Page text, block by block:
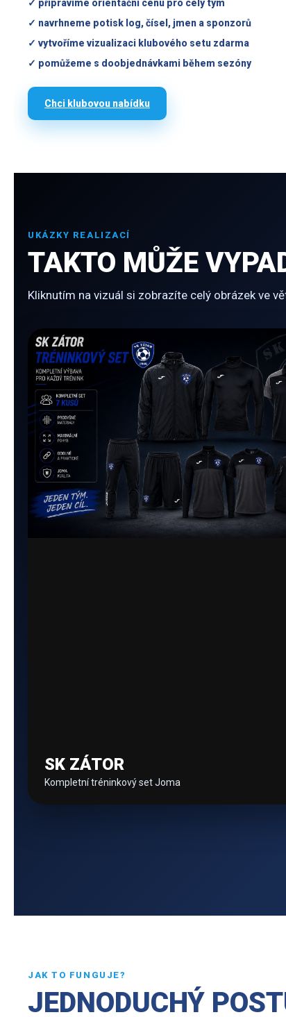
✓ připravíme orientační cenu pro celý tým
✓ navrhneme potisk log, čísel, jmen a sponzorů
✓ vytvoříme vizualizaci klubového setu zdarma
✓ pomůžeme s doobjednávkami během sezóny
Chci klubovou nabídku
UKÁZKY REALIZACÍ
TAKTO MŮŽE
Kliknutím na vizuál si zobrazíte celý obrázek ve
SK ZÁTOR
Kompletní tréninkový set Joma
JAK TO FUNGUJE?
JEDNODUCHÝ